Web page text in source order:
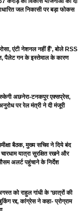
जल निकासी पर बड़ा फोकस
एंटी नेशनल नहीं हैं’, बोले RSS
पैलेट गन के इस्तेमाल के कारण
अछनेरा-टनकपुर एक्सप्रेस,
पर रेल मंत्री ने दी मंजूरी
बैठक, मुख्य सचिव ने दिये बंद
यात्रा सुरक्षित रखने और
अलर्ट पहुंचाने के निर्देश
को राहुल गांधी के ‘छात्रों की
रद्द, कांग्रेस ने कहा- प्रोग्राम